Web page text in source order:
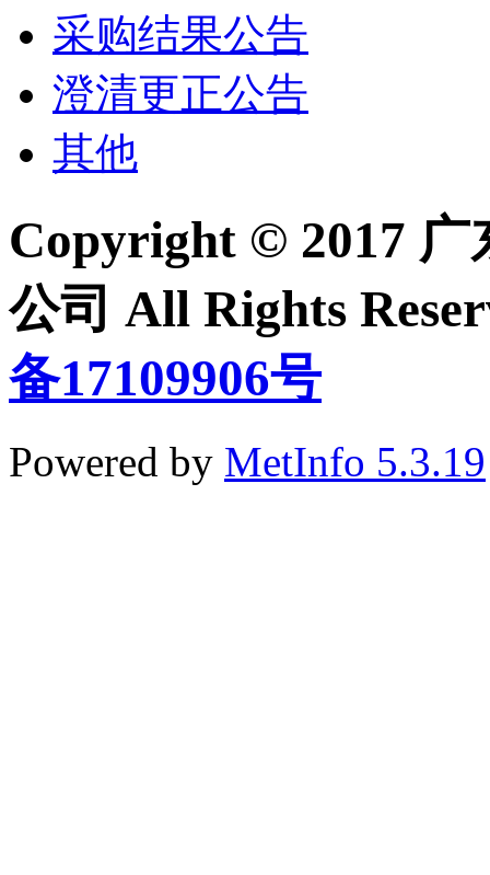
采购结果公告
澄清更正公告
其他
Copyright © 2017
公司 All Rights
备17109906号
Powered by MetInfo 5.3.19